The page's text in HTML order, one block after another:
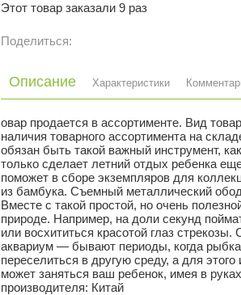
Этот товар заказали 9 раз
Поделиться:
Описание Характеристики
овар продается в ассортименте. Вид
наличия товарного ассортимента на
обязан быть такой важный инструмент,
только сделает летний отдых ребенка
поможет в сборе экземпляров для
из бамбука. Съемный металлический
Вместе с такой простой, но очень
природе. Например, на доли секунд
или восхититься красотой глаз
аквариум — бывают периоды, когда
переселиться в другую среду, а для
может заняться ваш ребенок, имея в
производителя: Китай